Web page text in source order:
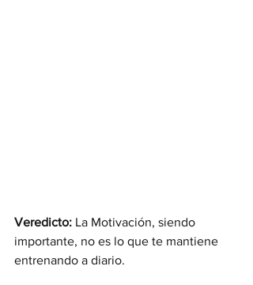
Veredicto: La Motivación, siendo
importante, no es lo que te mantiene
entrenando a diario.